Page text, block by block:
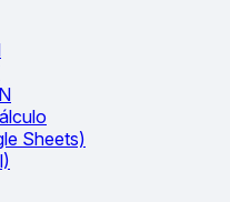
Sheets)